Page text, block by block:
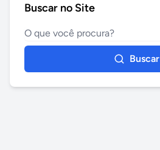
Buscar no Site
Buscar